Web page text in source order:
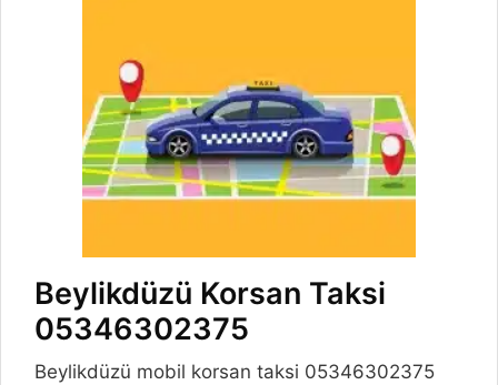
Beylikdüzü Korsan Taksi
05346302375
Beylikdüzü mobil korsan taksi 05346302375